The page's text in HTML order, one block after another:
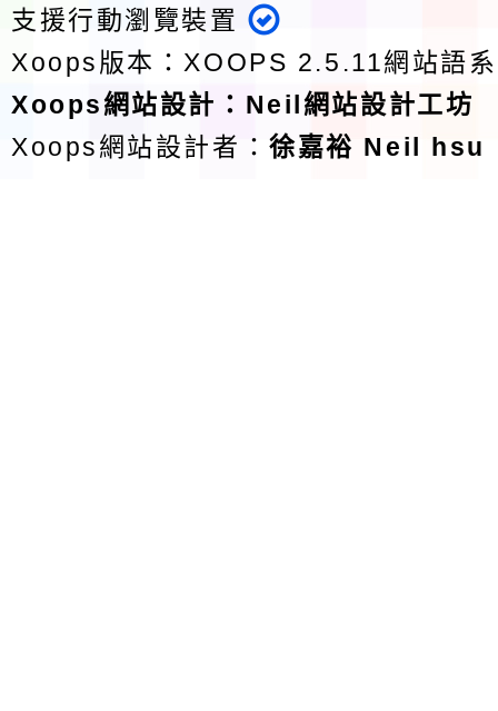
支援行動瀏覽裝置
Xoops版本： XOOPS 2.5.11網站語
Xoops網站設計 ： Neil網站設計工坊
Xoops網站設計者：徐嘉裕 Neil hsu